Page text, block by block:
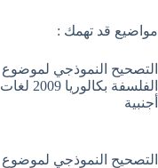
مواضيع قد تهمك :
التصحيح النموذجي لموضوع
الفلسفة بكالوريا 2009 لغات
أجنبية
التصحيح النموذجي لموضوع